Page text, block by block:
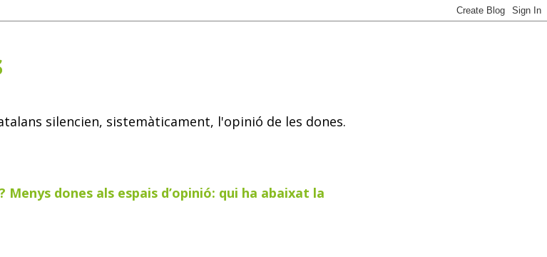
silencien, sistemàticament, l'opinió de les dones.
Menys dones als espais d’opinió: qui ha abaixat la